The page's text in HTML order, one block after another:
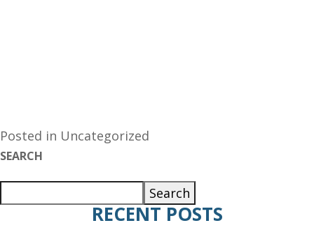
Posted in Uncategorized
SEARCH
Search
RECENT POSTS